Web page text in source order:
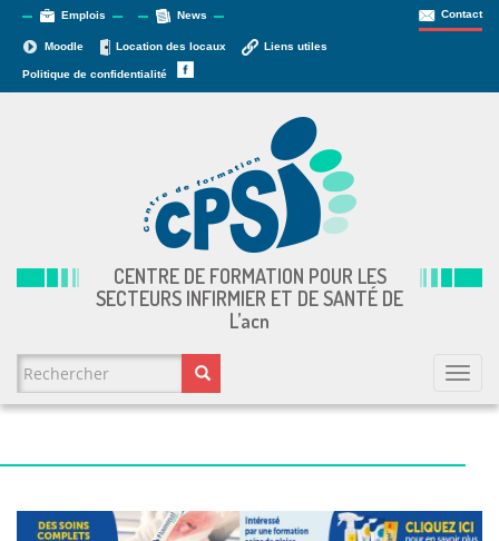
Emplois News
Moodle Location des locaux Liens utiles
Politique de confidentialité
Contact
CENTRE DE FORMATION POUR LES
SECTEURS INFIRMIER ET DE SANTÉ DE
L’acn
FORMULAIRE DE RECHERCHE
Rechercher